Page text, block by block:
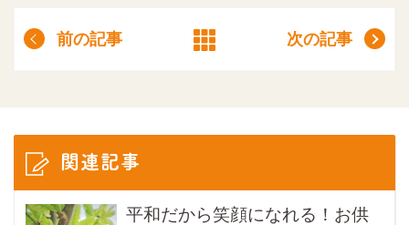
前の記事 次の記事
関連記事
平和だから笑顔になれる！お供